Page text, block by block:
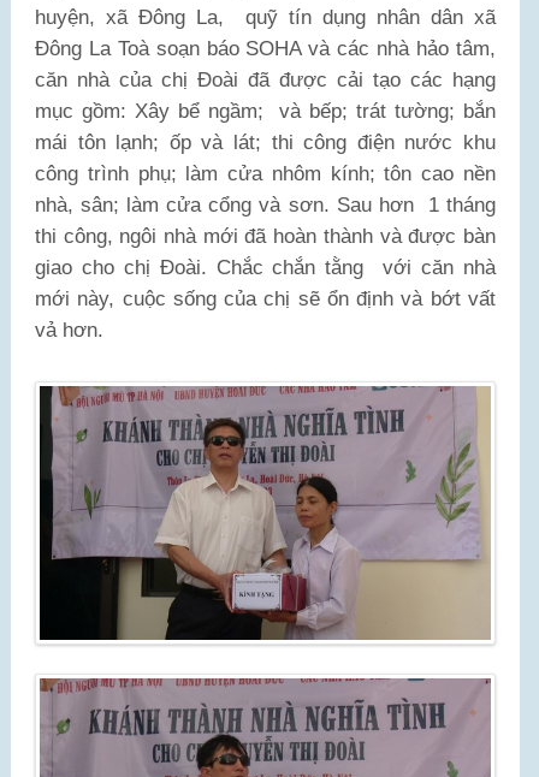
huyện, xã Đông La,
quỹ tín dụng nhân dân xã
Đông La Toà soạn báo SOHA và các nhà hảo tâm,
căn nhà của chị Đoài đã được cải tạo các hạng
mục gồm: Xây bể ngầm;
và bếp; trát tường; bắn
mái tôn lạnh; ốp và lát; thi công điện nước khu
công trình phụ; làm cửa nhôm kính; tôn cao nền
nhà, sân; làm cửa cổng và sơn. Sau hơn
1 tháng
thi công, ngôi nhà mới đã hoàn thành và được bàn
giao cho chị Đoài. Chắc chắn tằng
với căn nhà
mới này, cuộc sống của chị sẽ ổn định và bớt vất
vả hơn.